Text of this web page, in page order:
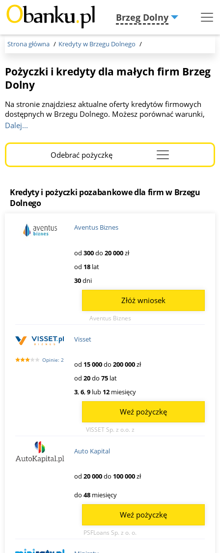
Brzeg Dolny
Menu
Strona główna Kredyty w Brzegu Dolnego
Pożyczki i kredyty dla małych firm Brzeg
Dolny
Na stronie znajdziesz aktualne oferty kredytów firmowych
dostępnych w Brzegu Dolnego. Możesz porównać warunki,
kwoty oraz okresy spłaty oferowane przez różne banki. Kwota
do 1 000 000 zł, okres kredytowania od 2 do 36 miesięcy. To
idealne miejsce dla przedsiębiorców szukających korzystnego
finansowania. Wybierz optymalną dla Ciebie ofertę, kliknij link
i wypełnij wniosek online. Otrzymaj szybką a korzystną
Dalej...
Odebrać pożyczkęMenu
Burger
Kredyty i pożyczki pozabankowe dla firm w Brzegu
Dolnego
Aventus Biznes
od 300do 20 000zł
od 18 lat
30dni
Aventus Biznes
Złóż wniosek
Opinie: 2
Visset
od 15 000do 200 000zł
od 20do 75 lat
3,6,9 lub 12 miesięcy
VISSET Sp. z o.o. z
Weź pożyczkę
Auto Kapital
od 20 000do 100 000zł
do 48 miesięcy
PSFLoans Sp. z o. o.
Weź pożyczkę